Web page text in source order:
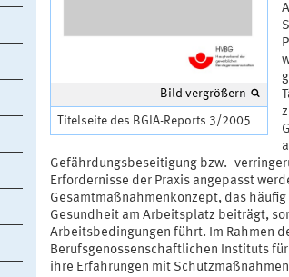
Bild vergrößern
Titelseite des BGIA-Reports 3/2005
Gefährdungsbeseitigung bzw. -
Erfordernisse der Praxis angepasst
Gesamtmaßnahmenkonzept, das
Gesundheit am Arbeitsplatz beiträgt,
Arbeitsbedingungen führt. Im Rahmen
Berufsgenossenschaftlichen Instituts
ihre Erfahrungen mit